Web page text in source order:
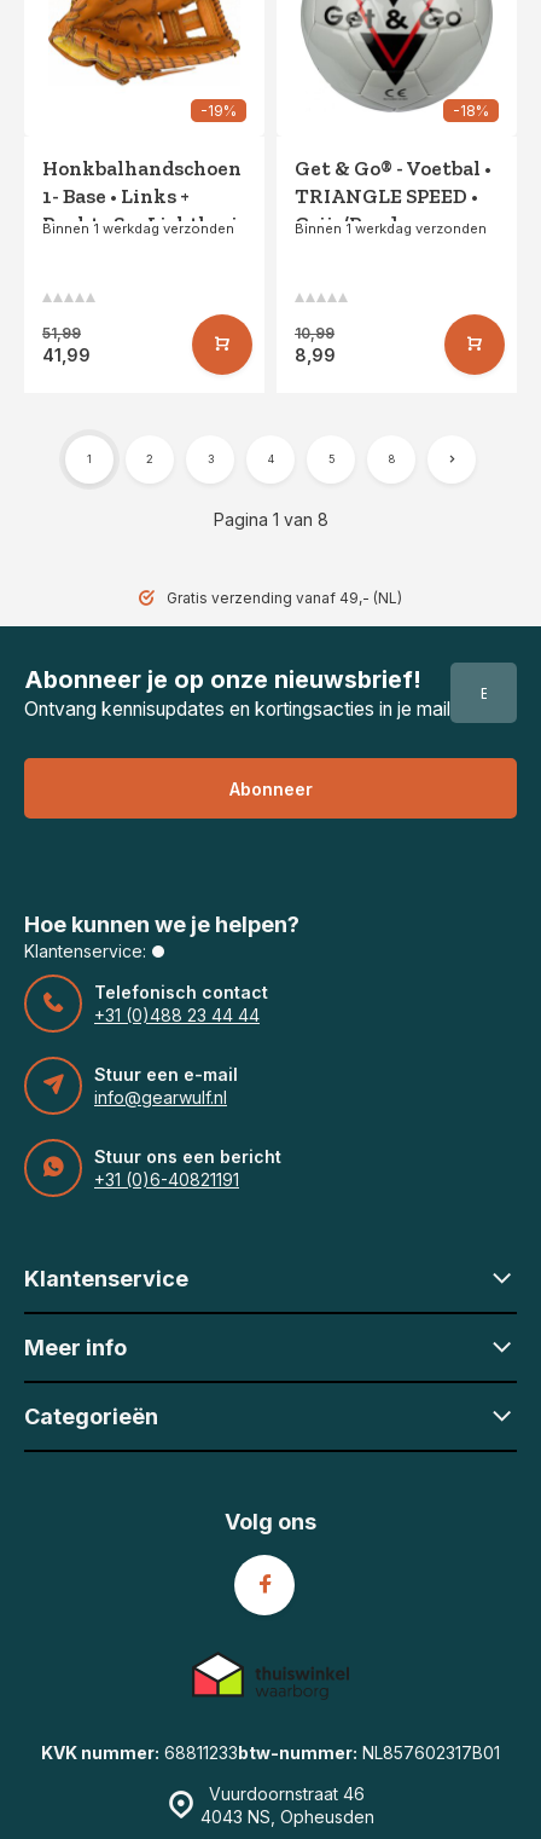
-19%
Honkbalhandschoen
1- Base • Links +
Rechts Sr • Lichtbruin
Binnen 1 werkdag verzonden
51,99
41,99
-18%
Get & Go® - Voetbal •
TRIANGLE SPEED •
Grijs/Rood
Binnen 1 werkdag verzonden
10,99
8,99
Pagina 1 van 8
1 2 3 4 5 8
Gratis verzending vanaf 49,- (NL)
Abonneer je op onze nieuwsbrief!
Ontvang kennisupdates en kortingsacties in je mail
Abonneer
Hoe kunnen we je helpen?
Klantenservice:
Telefonisch contact
+31 (0)488 23 44 44
Stuur een e-mail
info@gearwulf.nl
Stuur ons een bericht
+31 (0)6-40821191
Klantenservice
Meer info
Categorieën
Vuurdoornstraat 46
4043 NS, Opheusden
KVK nummer: 68811233btw-nummer: NL857602317B01
Volg ons